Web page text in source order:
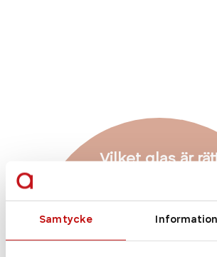
Samtycke Information
Vilket glas är
glas? Att ha rätt glas som är
dig och dina behov är helt